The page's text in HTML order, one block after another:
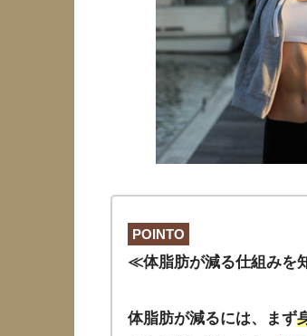
POINTO
≪体脂肪が減る仕組みを
体脂肪が減るには、まず